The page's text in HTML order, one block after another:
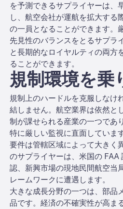
を予測できるサプライヤーは、
し、航空会社が運航を拡大する
の一員となることができます。
先見性のバランスをとるサプラ
と長期的なロイヤルティの両方
ることができます。
規制環境を乗
規制上のハードルを克服しなけ
結しません。航空業界は依然と
制が課せられる産業の一つであ
特に厳しい監視に直面しています
要件は管轄区域によって大きく
のサプライヤーは、米国の FAA
認、新興市場の現地民間航空当
レームワークに遭遇します。
大きな成長分野の一つは、部品
品です。経済の不確実性が高ま